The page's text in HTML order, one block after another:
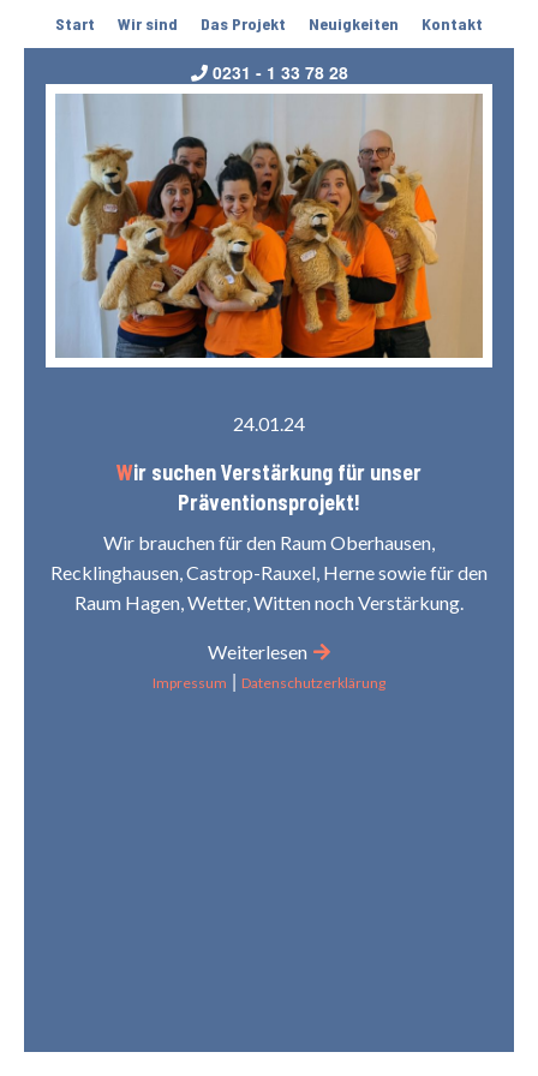
0231 - 1 33 78 28
Start Wir sind Das Projekt Neuigkeiten Kontakt
24.01.24
Wir suchen Verstärkung für unser
Präventionsprojekt!
Wir brauchen für den Raum Oberhausen,
Recklinghausen, Castrop-Rauxel, Herne sowie für den
Raum Hagen, Wetter, Witten noch Verstärkung.
Weiterlesen
Impressum | Datenschutzerklärung